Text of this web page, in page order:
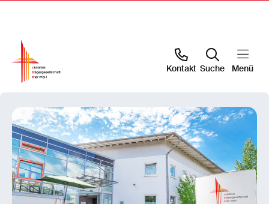
Kontakt Suche Menü